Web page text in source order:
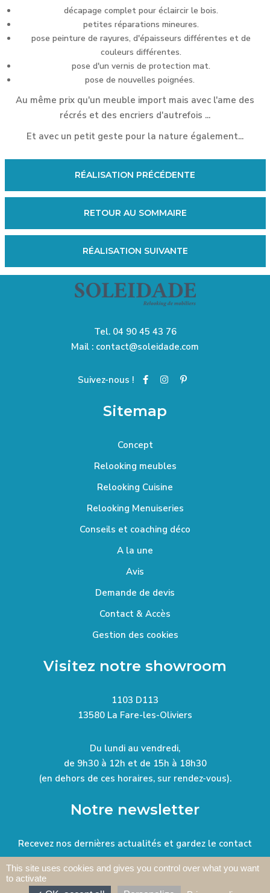
décapage complet pour éclaircir le bois.
petites réparations mineures.
pose peinture de rayures, d'épaisseurs différentes et de
couleurs différentes.
pose d'un vernis de protection mat.
pose de nouvelles poignées.
Au même prix qu'un meuble import mais avec l'ame des
récrés et des encriers d'autrefois ...
Et avec un petit geste pour la nature également...
RÉALISATION PRÉCÉDENTE
RETOUR AU SOMMAIRE
RÉALISATION SUIVANTE
Tel. 04 90 45 43 76
Mail : contact@soleidade.com
Suivez-nous !
Sitemap
Concept
Relooking meubles
Relooking Cuisine
Relooking Menuiseries
Conseils et coaching déco
A la une
Avis
Demande de devis
Contact & Accès
Gestion des cookies
Visitez notre showroom
1103 D113
13580 La Fare-les-Oliviers
Du lundi au vendredi,
de 9h30 à 12h et de 15h à 18h30
(en dehors de ces horaires, sur rendez-vous).
Notre newsletter
Recevez nos dernières actualités et gardez le contact
This site uses cookies and gives you control over what you want
to activate